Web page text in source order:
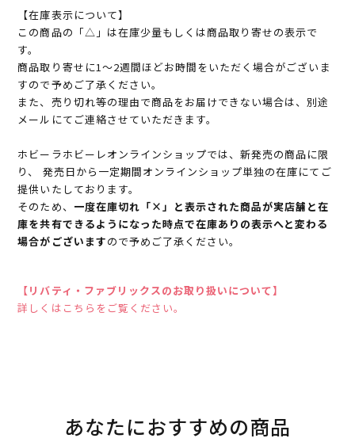
【在庫表示について】
この商品の「△」は在庫少量もしくは商品取り寄せの表示で
す。
商品取り寄せに1～2週間ほどお時間をいただく場合がございま
すので予めご了承ください。
また、売り切れ等の理由で商品をお届けできない場合は、別途
メールにてご連絡させていただきます。
ホビーラホビーレオンラインショップでは、新発売の商品に限
り、 発売日から一定期間オンラインショップ単独の在庫にてご
提供いたしております。
そのため、 一度在庫切れ「×」と表示された商品が実店舗と在
庫を共有できるようになった時点で在庫ありの表示へと変わる
場合がございますので予めご了承ください。
【リバティ・ファブリックスのお取り扱いについて】
詳しくはこちらをご覧ください。
あなたにおすすめの商品